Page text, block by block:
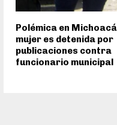
Polémica en
mujer es detenida por
publicaciones contra
funcionario municipal